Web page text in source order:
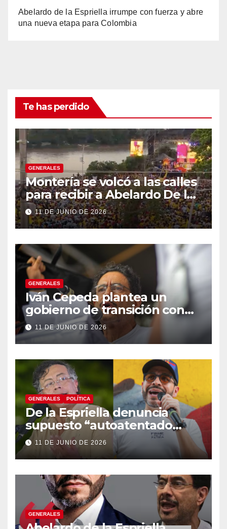
Abelardo de la Espriella irrumpe con fuerza y abre
una nueva etapa para Colombia
Te has perdido
GENERALES
Montería se volcó a las calles
para recibir a Abelardo De la
Espriella
11 DE JUNIO DE 2026
GENERALES
Iván Cepeda plantea un
gobierno de transición con
énfasis en el empalme
institucional y una eventual
constituyente
11 DE JUNIO DE 2026
GENERALES POLÍTICA
De la Espriella denuncia
supuesto “autoatentado
legislativo” tras decisión de
suspender provisionalmente
a Petro
11 DE JUNIO DE 2026
GENERALES